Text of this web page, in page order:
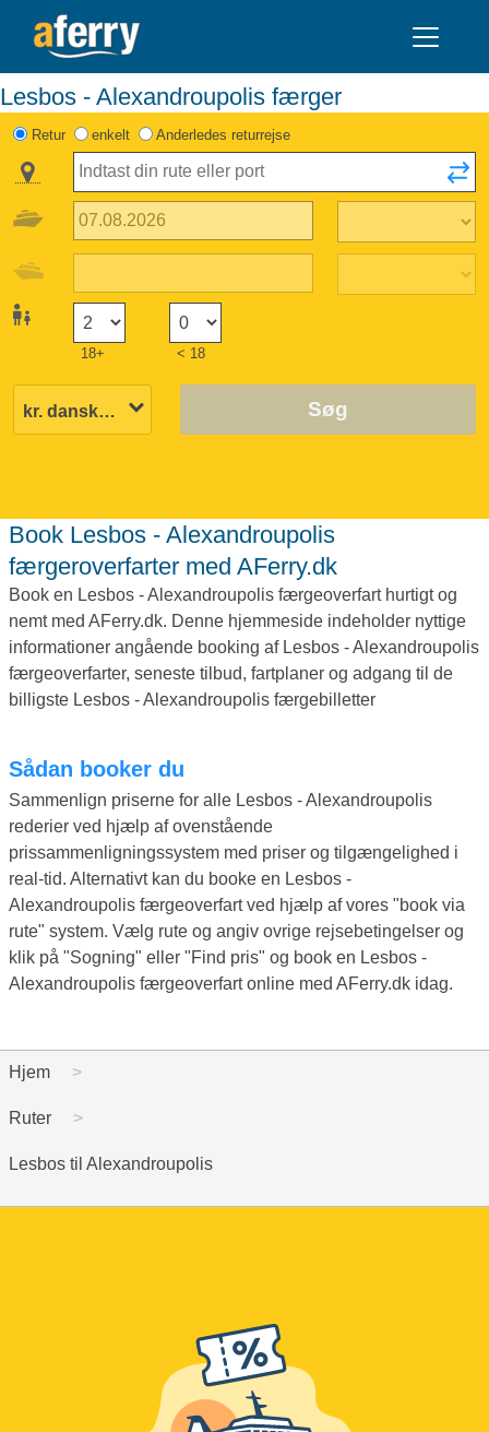
Lesbos - Alexandroupolis færger
Retur enkelt Anderledes returrejse
18+ < 18
Søg
Book Lesbos - Alexandroupolis
færgeroverfarter med AFerry.dk
Book en Lesbos - Alexandroupolis færgeoverfart hurtigt og
nemt med AFerry.dk. Denne hjemmeside indeholder nyttige
informationer angående booking af Lesbos - Alexandroupolis
færgeoverfarter, seneste tilbud, fartplaner og adgang til de
billigste Lesbos - Alexandroupolis færgebilletter
Sådan booker du
Sammenlign priserne for alle Lesbos - Alexandroupolis
rederier ved hjælp af ovenstående
prissammenligningssystem med priser og tilgængelighed i
real-tid. Alternativt kan du booke en Lesbos -
Alexandroupolis færgeoverfart ved hjælp af vores "book via
rute" system. Vælg rute og angiv ovrige rejsebetingelser og
klik på "Sogning" eller "Find pris" og book en Lesbos -
Alexandroupolis færgeoverfart online med AFerry.dk idag.
Hjem
Ruter
Lesbos til Alexandroupolis